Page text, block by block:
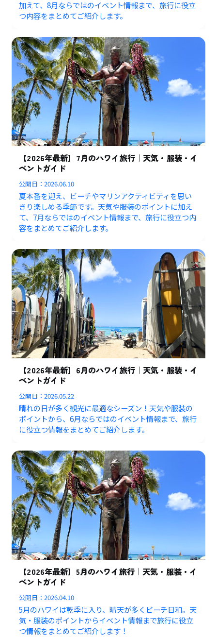
加えて、8月ならではのイベント情報まで、旅行に役立
つ内容をまとめてご紹介します。
【2026年最新】7月のハワイ旅行｜天気・服装・イ
ベントガイド
公開日：2026.06.10
夏本番を迎え、ビーチやマリンアクティビティを思い
きり楽しめる季節です。天気や服装のポイントに加え
て、7月ならではのイベント情報まで、旅行に役立つ内
容をまとめてご紹介します。
【2026年最新】6月のハワイ旅行｜天気・服装・イ
ベントガイド
公開日：2026.05.22
晴れの日が多く観光に最適なシーズン！天気や服装の
ポイントから、6月ならではのイベント情報まで、旅行
に役立つ情報をまとめてご紹介します。
【2026年最新】5月のハワイ旅行｜天気・服装・イ
ベントガイド
公開日：2026.04.10
5月のハワイは乾季に入り、晴天が多くビーチ日和。天
気・服装のポイントからイベント情報まで旅行に役立
つ情報をまとめてご紹介します！